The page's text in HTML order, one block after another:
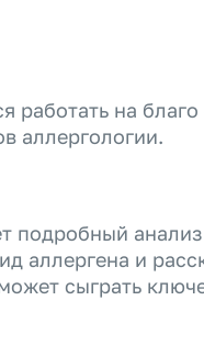
работать на
аллергологии.
аллергена и
сыграть